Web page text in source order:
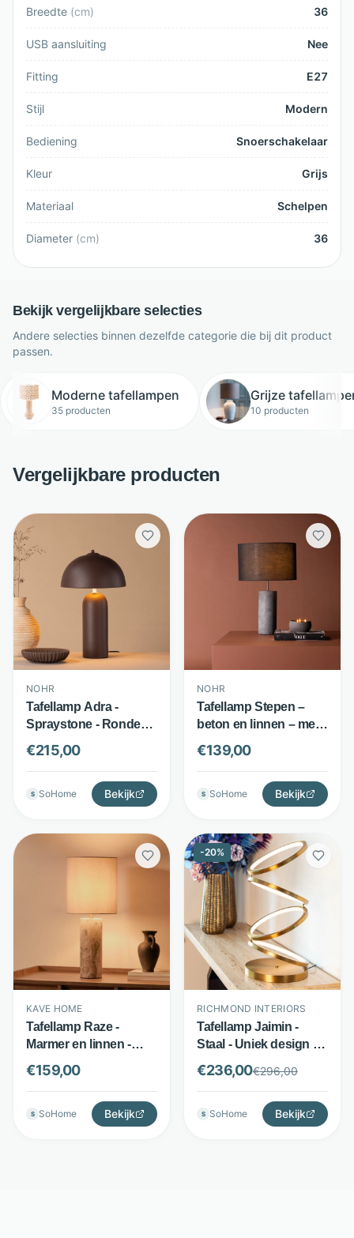
Breedte (cm) 36
USB aansluiting Nee
Fitting E27
Stijl Modern
Bediening Snoerschakelaar
Kleur Grijs
Materiaal Schelpen
Diameter (cm) 36
Bekijk vergelijkbare selecties
Andere selecties binnen dezelfde categorie die bij dit product
passen.
Moderne tafellampen
35 producten
Grijze
10 producten
Vergelijkbare producten
NOHR
Tafellamp Adra -
Spraystone - Ronde
stenen kap - Bruin -
Nohr
€215,00
S SoHome Bekijk
NOHR
Tafellamp Stepen –
beton en linnen – met
betonnen voet – grijs –
Nohr
€139,00
S SoHome Bekijk
KAVE HOME
Tafellamp Raze -
Marmer en linnen -
Linnen kap - Beige -
Kave Home
€159,00
S SoHome Bekijk
-20%
RICHMOND INTERIORS
Tafellamp Jaimin -
Staal - Uniek design -
Goud - Richmond
Interiors
€236,00€296,00
S SoHome Bekijk